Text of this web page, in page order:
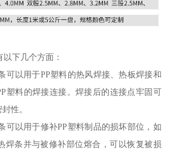
下几个方面：
可以用于PP塑料的热风焊接、热板焊接和
塑料的焊接连接。焊接后的连接点牢固可
性。
可以用于修补PP塑料制品的损坏部位，如
焊条并与被修补部位熔合，可以恢复被损